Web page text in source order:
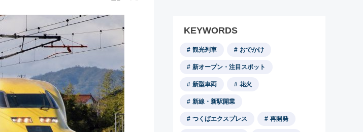
KEYWORDS
観光列車 おでかけ
新オープン・注目スポット
新型車両 花火
新線・新駅開業
つくばエクスプレス 再開発